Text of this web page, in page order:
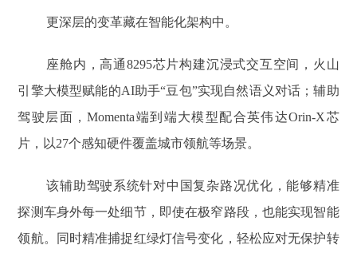
更深层的变革藏在智能化架构中。
座舱内，高通8295芯片构建沉浸式交互空间，火山
引擎大模型赋能的AI助手“豆包”实现自然语义对话；辅助
驾驶层面，Momenta端到端大模型配合英伟达Orin-X芯
片，以27个感知硬件覆盖城市领航等场景。
该辅助驾驶系统针对中国复杂路况优化，能够精准
探测车身外每一处细节，即使在极窄路段，也能实现智能
领航。同时精准捕捉红绿灯信号变化，轻松应对无保护转